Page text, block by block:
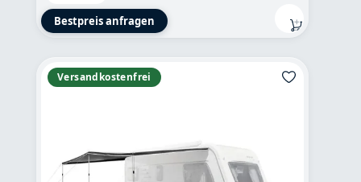
Bestpreis anfragen
Versandkostenfrei